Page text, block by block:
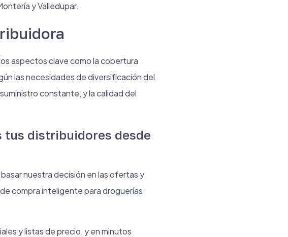
y Valledupar.
aspectos clave como la cobertura
las necesidades de diversificación del
constante, y la calidad del
tus distribuidores desde
nuestra decisión en las ofertas y
compra inteligente paradroguerías
y listas de precio, y en minutos